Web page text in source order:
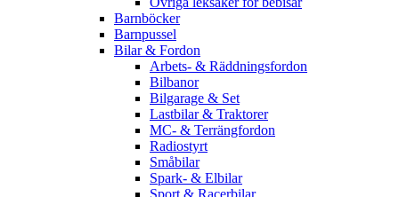
Barnböcker
Barnpussel
Bilar & Fordon
Arbets- & Räddningsfordon
Bilbanor
Bilgarage & Set
Lastbilar & Traktorer
MC- & Terrängfordon
Radiostyrt
Småbilar
Spark- & Elbilar
Sport & Racerbilar